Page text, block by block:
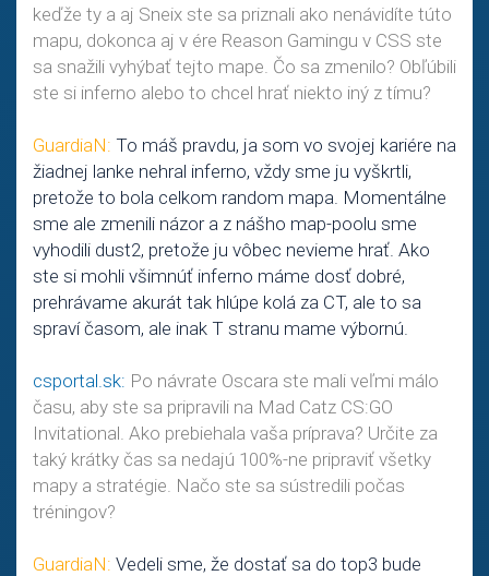
keďže ty a aj Sneix ste sa priznali ako nenávidíte túto
mapu, dokonca aj v ére Reason Gamingu v CSS ste
sa snažili vyhýbať tejto mape. Čo sa zmenilo? Obľúbili
ste si inferno alebo to chcel hrať niekto iný z tímu?
GuardiaN: To máš pravdu, ja som vo svojej kariére na
žiadnej lanke nehral inferno, vždy sme ju vyškrtli,
pretože to bola celkom random mapa. Momentálne
sme ale zmenili názor a z nášho map-poolu sme
vyhodili dust2, pretože ju vôbec nevieme hrať. Ako
ste si mohli všimnúť inferno máme dosť dobré,
prehrávame akurát tak hlúpe kolá za CT, ale to sa
spraví časom, ale inak T stranu mame výbornú.
csportal.sk: Po návrate Oscara ste mali veľmi málo
času, aby ste sa pripravili na Mad Catz CS:GO
Invitational. Ako prebiehala vaša príprava? Určite za
taký krátky čas sa nedajú 100%-ne pripraviť všetky
mapy a stratégie. Načo ste sa sústredili počas
tréningov?
GuardiaN: Vedeli sme, že dostať sa do top3 bude